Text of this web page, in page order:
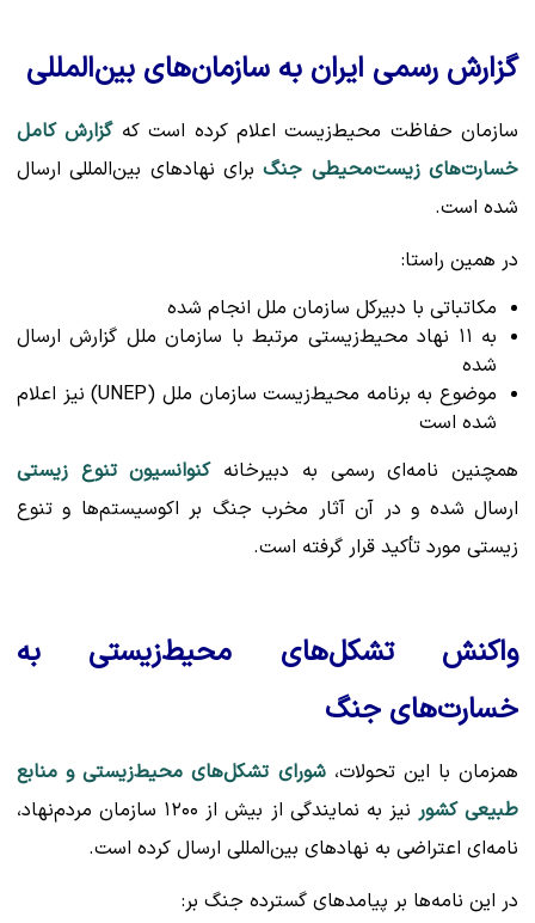
گزارش رسمی ایران به سازمان‌های بین‌المللی
سازمان حفاظت محیط‌زیست اعلام کرده است کهگزارش کامل
خسارت‌های زیست‌محیطی جنگبرای نهادهای بین‌المللی ارسال
شده است.
در همین راستا:
مکاتباتی با دبیرکل سازمان ملل انجام شده
به ۱۱ نهاد محیط‌زیستی مرتبط با سازمان ملل گزارش ارسال
شده
موضوع به برنامه محیط‌زیست سازمان ملل (UNEP) نیز اعلام
شده است
همچنین نامه‌ای رسمی به دبیرخانهکنوانسیون تنوع زیستی
ارسال شده و در آن آثار مخرب جنگ بر اکوسیستم‌ها و تنوع
زیستی مورد تأکید قرار گرفته است.
واکنش تشکل‌های محیط‌زیستی به
خسارت‌های جنگ
همزمان با این تحولات،شورای تشکل‌های محیط‌زیستی و منابع
طبیعی کشور
نیز به نمایندگی از بیش از ۱۲۰۰ سازمان مردم‌نهاد،
نامه‌ای اعتراضی به نهادهای بین‌المللی ارسال کرده است.
در این نامه‌ها بر پیامدهای گسترده جنگ بر: